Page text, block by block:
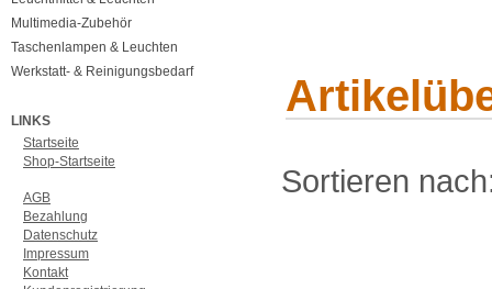
Multimedia-Zubehör
Taschenlampen & Leuchten
Werkstatt- & Reinigungsbedarf
LINKS
Startseite
Shop-Startseite
AGB
Bezahlung
Datenschutz
Impressum
Kontakt
Sortieren